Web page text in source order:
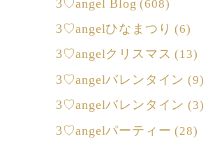
3♡angel Blog (608)
3♡angelひなまつり (6)
3♡angelクリスマス (13)
3♡angelバレンタイン (9)
3♡angelバレンタイン (3)
3♡angelパーティー (28)